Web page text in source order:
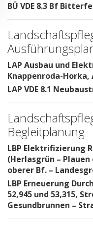
BÜ VDE 8.3 Bf
LAP Ausbau und
Knappenroda-Horka,
LAP VDE 8.1
Begleitplanung
LBP Elektrifizierung
(Herlasgrün –
oberer Bf. –
LBP Erneuerung
52,945 und 53,315,
Gesundbrunnen –